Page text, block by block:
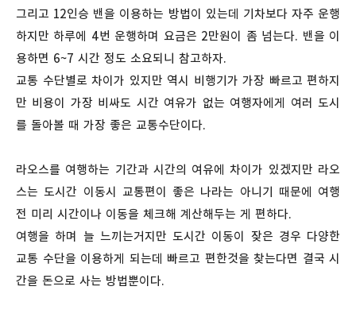
그리고 12인승 밴을 이용하는 방법이 있는데 기차보다 자주 운행
하지만 하루에 4번 운행하며 요금은 2만원이 좀 넘는다. 밴을 이
용하면 6~7 시간 정도 소요되니 참고하자.
교통 수단별로 차이가 있지만 역시 비행기가 가장 빠르고 편하지
만 비용이 가장 비싸도 시간 여유가 없는 여행자에게 여러 도시
를 돌아볼 때 가장 좋은 교통수단이다.
라오스를 여행하는 기간과 시간의 여유에 차이가 있겠지만 라오
스는 도시간 이동시 교통편이 좋은 나라는 아니기 때문에 여행
전 미리 시간이나 이동을 체크해 계산해두는 게 편하다.
여행을 하며 늘 느끼는거지만 도시간 이동이 잦은 경우 다양한
교통 수단을 이용하게 되는데 빠르고 편한것을 찾는다면 결국 시
간을 돈으로 사는 방법뿐이다.